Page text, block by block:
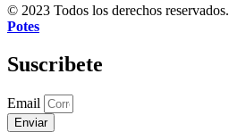
© 2023 Todos los derechos reservados.
Potes
Suscribete
Email
Enviar